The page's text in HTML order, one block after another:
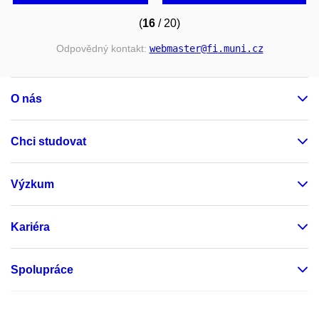
(16 / 20)
Odpovědný kontakt: webmaster@fi.muni.cz
O nás
Chci studovat
Výzkum
Kariéra
Spolupráce